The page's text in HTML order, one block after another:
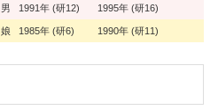
男 1991年 (研12) 1995年 (研16)
娘 1985年 (研6) 1990年 (研11)